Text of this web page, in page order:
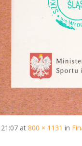
at 800 × 1131 in